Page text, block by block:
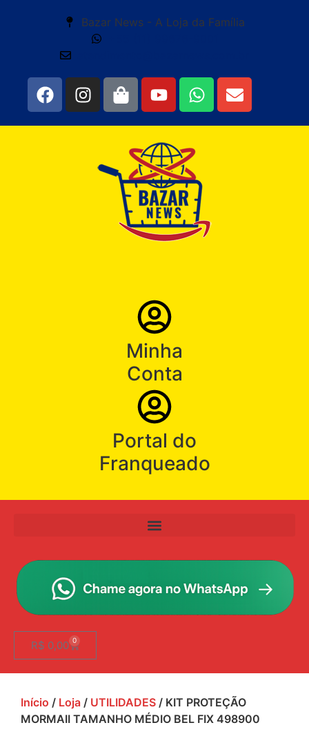
Bazar News - A Loja da Família
Minha
Conta
Portal do
Franqueado
R$ 0,00 0
Início / Loja / UTILIDADES / KIT PROTEÇÃO
MORMAII TAMANHO MÉDIO BEL FIX 498900